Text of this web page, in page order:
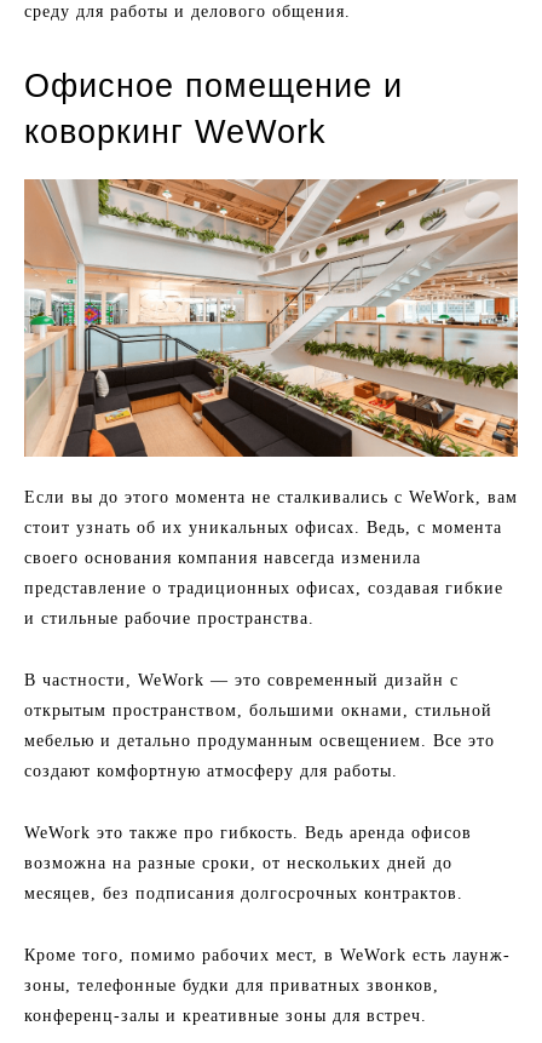
среду для работы и делового общения.
Офисное помещение и
коворкинг WeWork
Если вы до этого момента не сталкивались с WeWork, вам
стоит узнать об их уникальных офисах. Ведь, с момента
своего основания компания навсегда изменила
представление о традиционных офисах, создавая гибкие
и стильные рабочие пространства.
В частности, WeWork — это современный дизайн с
открытым пространством, большими окнами, стильной
мебелью и детально продуманным освещением. Все это
создают комфортную атмосферу для работы.
WeWork это также про гибкость. Ведь аренда офисов
возможна на разные сроки, от нескольких дней до
месяцев, без подписания долгосрочных контрактов.
Кроме того, помимо рабочих мест, в WeWork есть лаунж-
зоны, телефонные будки для приватных звонков,
конференц-залы и креативные зоны для встреч.